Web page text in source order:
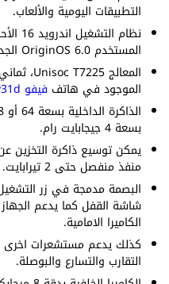
التطبيقات اليومية والألعاب.
المستخدم OriginOS 6.0 الجديدة.
الموجود في هاتف فيفو y31d
بسعة 4 جيجابايت رام.
يمكن توسيع ذاكرة
منفذ منفصل حتى 2 تيرابايت.
البصمة مدمجة في زر
شاشة القفل كما يدعم
الكاميرا الامامية.
كذلك يدعم مستشعرات اخرى
التقارب والتسارع والبوصلة.